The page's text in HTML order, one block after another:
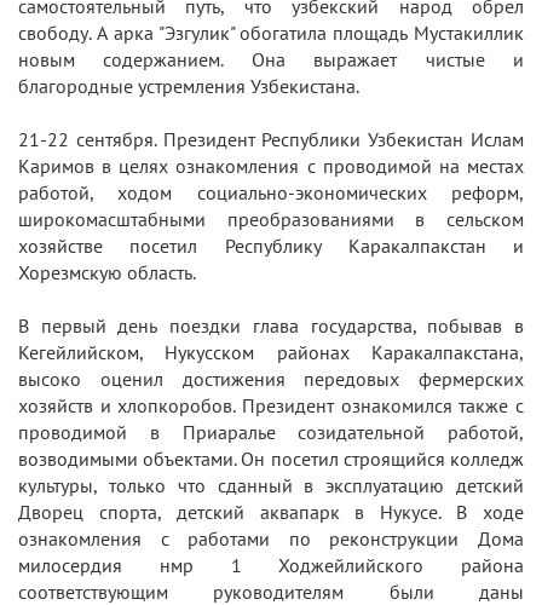
самостоятельный путь, что узбекский народ обрел
свободу. А арка "Эзгулик" обогатила площадь Мустакиллик
новым содержанием. Она выражает чистые и
благородные устремления Узбекистана.
21-22 сентября. Президент Республики Узбекистан Ислам
Каримов в целях ознакомления с проводимой на местах
работой, ходом социально-экономических реформ,
широкомасштабными преобразованиями в сельском
хозяйстве посетил Республику Каракалпакстан и
Хорезмскую область.
В первый день поездки глава государства, побывав в
Кегейлийском, Нукусском районах Каракалпакстана,
высоко оценил достижения передовых фермерских
хозяйств и хлопкоробов. Президент ознакомился также с
проводимой в Приаралье созидательной работой,
возводимыми объектами. Он посетил строящийся колледж
культуры, только что сданный в эксплуатацию детский
Дворец спорта, детский аквапарк в Нукусе. В ходе
ознакомления с работами по реконструкции Дома
милосердия нмр 1 Ходжейлийского района
соответствующим руководителям были даны